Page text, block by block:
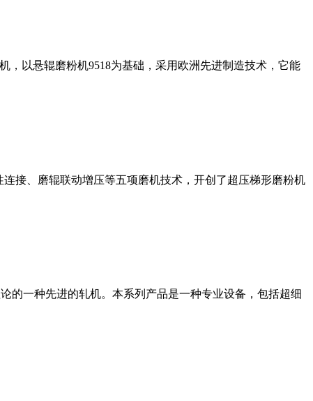
以悬辊磨粉机9518为基础，采用欧洲先进制造技术，它能
接、磨辊联动增压等五项磨机技术，开创了超压梯形磨粉机
的一种先进的轧机。本系列产品是一种专业设备，包括超细